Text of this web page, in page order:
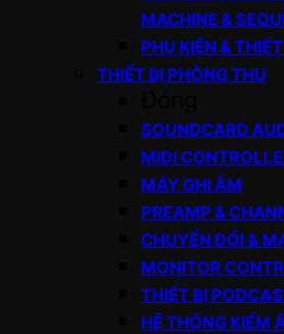
MACHINE &
PHỤ KIỆN &
THIẾT BỊ PHÒNG THU
SOUNDCARD
MIDI
MÁY GHI ÂM
PREAMP &
CHUYỂN ĐỔI &
MONITOR
THIẾT BỊ
HỆ THỐNG KIỂM